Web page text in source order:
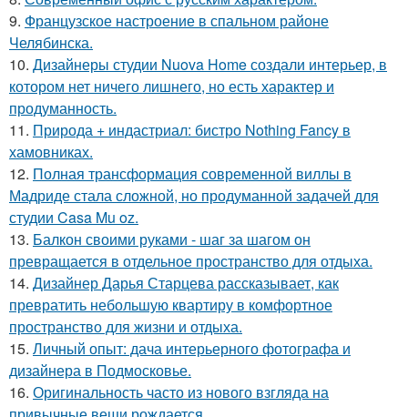
9. Французское настроение в спальном районе
Челябинска.
10. Дизайнеры студии Nuova Home создали интерьер, в
котором нет ничего лишнего, но есть характер и
продуманность.
11. Природа + индастриал: бистро Nothing Fancy в
хамовниках.
12. Полная трансформация современной виллы в
Мадриде стала сложной, но продуманной задачей для
студии Casa Mu oz.
13. Балкон своими руками - шаг за шагом он
превращается в отдельное пространство для отдыха.
14. Дизайнер Дарья Старцева рассказывает, как
превратить небольшую квартиру в комфортное
пространство для жизни и отдыха.
15. Личный опыт: дача интерьерного фотографа и
дизайнера в Подмосковье.
16. Оригинальность часто из нового взгляда на